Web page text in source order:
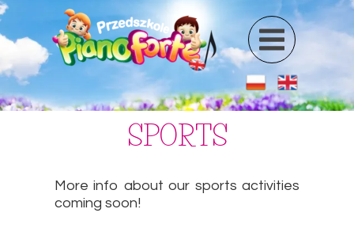
SPORTS
More info about our sports activities
coming soon!